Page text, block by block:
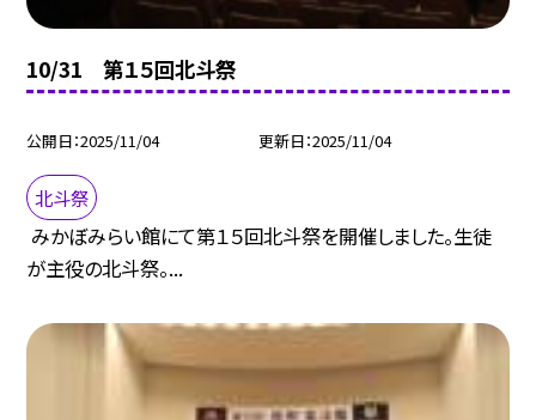
10/31 第１５回北斗祭
公開日 2025/11/04 更新日 2025/11/04
北斗祭
みかぼみらい館にて第１５回北斗祭を開催しました。生徒
が主役の北斗祭。...